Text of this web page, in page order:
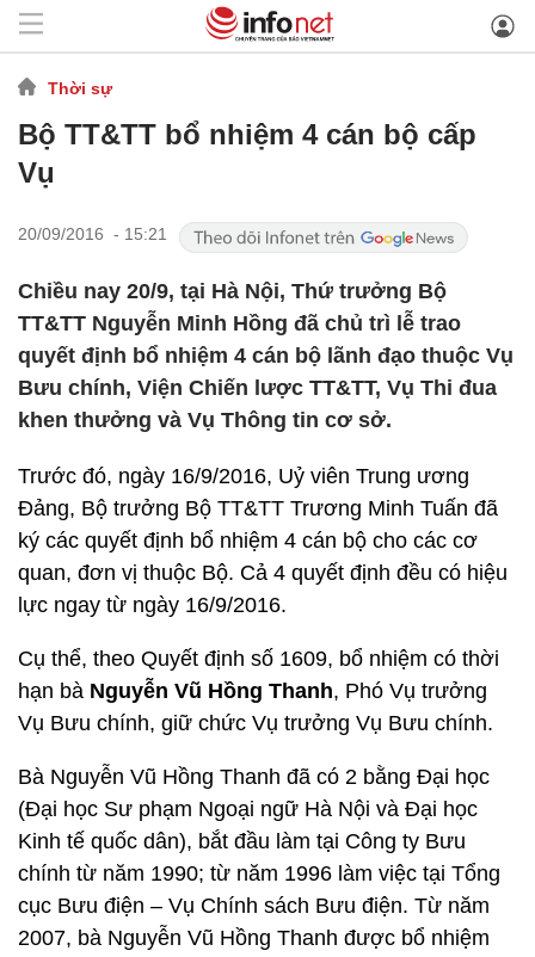
Thời sự
Bộ TT&TT bổ nhiệm 4 cán bộ cấp
Vụ
20/09/2016 - 15:21
Chiều nay 20/9, tại Hà Nội, Thứ trưởng Bộ
TT&TT Nguyễn Minh Hồng đã chủ trì lễ trao
quyết định bổ nhiệm 4 cán bộ lãnh đạo thuộc Vụ
Bưu chính, Viện Chiến lược TT&TT, Vụ Thi đua
khen thưởng và Vụ Thông tin cơ sở.
Trước đó, ngày 16/9/2016, Uỷ viên Trung ương
Đảng, Bộ trưởng Bộ TT&TT Trương Minh Tuấn đã
ký các quyết định bổ nhiệm 4 cán bộ cho các cơ
quan, đơn vị thuộc Bộ. Cả 4 quyết định đều có hiệu
lực ngay từ ngày 16/9/2016.
Cụ thể, theo Quyết định số 1609, bổ nhiệm có thời
hạn bà Nguyễn Vũ Hồng Thanh, Phó Vụ trưởng
Vụ Bưu chính, giữ chức Vụ trưởng Vụ Bưu chính.
Bà Nguyễn Vũ Hồng Thanh đã có 2 bằng Đại học
(Đại học Sư phạm Ngoại ngữ Hà Nội và Đại học
Kinh tế quốc dân), bắt đầu làm tại Công ty Bưu
chính từ năm 1990; từ năm 1996 làm việc tại Tổng
cục Bưu điện – Vụ Chính sách Bưu điện. Từ năm
2007, bà Nguyễn Vũ Hồng Thanh được bổ nhiệm